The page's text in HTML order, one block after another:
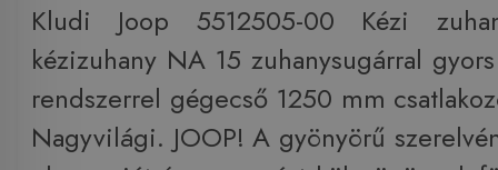
Kludi Joop 5512505-00 Kézi
kézizuhany NA 15 zuhanysugárral
rendszerrel gégecső 1250 mm
Nagyvilági. JOOP! A gyönyörű